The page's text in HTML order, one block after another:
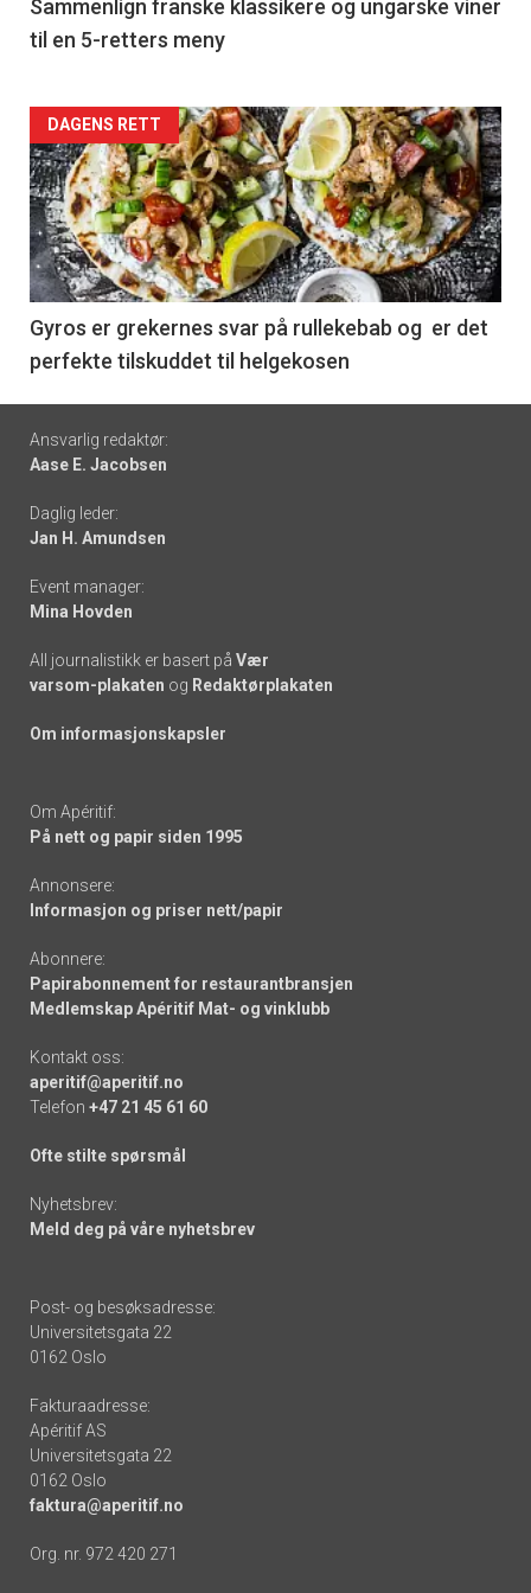
5
Sammenlign franske klassikere og ungarske viner
til en 5-retters meny
Forsiden
akkurat
nå
-
6
DAGENS RETT
Gyros er grekernes svar på rullekebab og er det
perfekte tilskuddet til helgekosen
Footer
-
links
Ansvarlig redaktør:
Aase E. Jacobsen
Daglig leder:
Jan H. Amundsen
Event manager:
Mina Hovden
All journalistikk er basert på Vær
varsom-plakaten og Redaktørplakaten
Om informasjonskapsler
Om Apéritif:
På nett og papir siden 1995
Annonsere:
Informasjon og priser nett/papir
Abonnere:
Papirabonnement for restaurantbransjen
Medlemskap Apéritif Mat- og vinklubb
Kontakt oss:
aperitif@aperitif.no
Telefon +47 21 45 61 60
Ofte stilte spørsmål
Nyhetsbrev:
Meld deg på våre nyhetsbrev
Post- og besøksadresse:
Universitetsgata 22
0162 Oslo
Fakturaadresse:
Apéritif AS
Universitetsgata 22
0162 Oslo
faktura@aperitif.no
Org. nr. 972 420 271